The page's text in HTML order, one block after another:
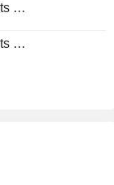
Ventes de Logements Existants
Ventes de Logements Existants (Mensuel)